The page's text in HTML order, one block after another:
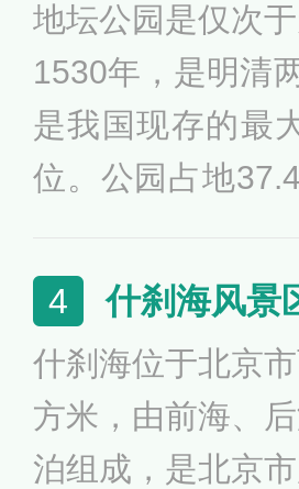
地坛公园是仅次
1530年，是明清
是我国现存的最
位。公园占地
公园的一道独特
亭、斋宫、神库
4 什刹海风景
什刹海位于北京
方米，由前海、
泊组成，是北京